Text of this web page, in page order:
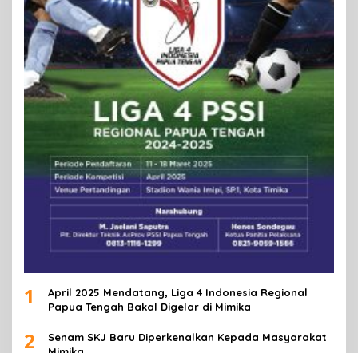
1
April 2025 Mendatang, Liga 4 Indonesia Regional
Papua Tengah Bakal Digelar di Mimika
2
Senam SKJ Baru Diperkenalkan Kepada Masyarakat